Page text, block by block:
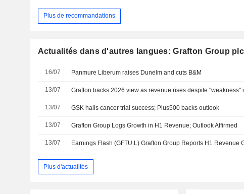
Plus de recommandations
Actualités dans d'autres langues: Grafton Group plc
16/07 Panmure Liberum raises Dunelm and cuts B&M
13/07 Grafton backs 2026 view as revenue rises despite "weakness"
13/07 GSK hails cancer trial success; Plus500 backs outlook
13/07 Grafton Group Logs Growth in H1 Revenue; Outlook Affirmed
13/07 Earnings Flash (GFTU.L) Grafton Group Reports H1 Revenue
Plus d'actualités